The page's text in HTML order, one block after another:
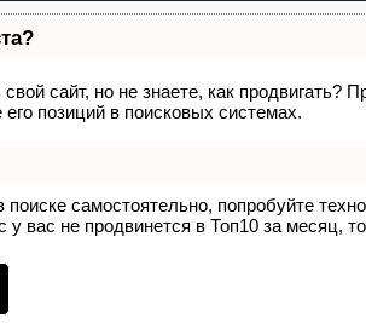
сайт, но не знаете, как
позиций в поисковых системах.
самостоятельно, попробуйте
вас не продвинется в Топ10 за месяц,